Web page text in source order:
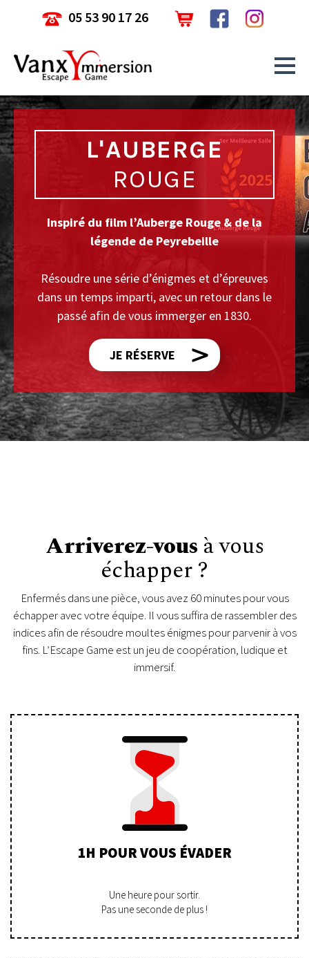
05 53 90 17 26
L'AUBERGE
ROUGE
Inspiré du film l’Auberge Rouge & de la
légende de Peyrebeille
Résoudre une série d’énigmes et d’épreuves
dans un temps imparti, avec un retour dans le
passé afin de vous immerger en 1830.
JE RÉSERVE
Arriverez-vous à vous
échapper ?
Enfermés dans une pièce, vous avez 60 minutes pour vous
échapper avec votre équipe. Il vous suffira de rassembler des
indices afin de résoudre moultes énigmes pour parvenir à vos
fins. L’Escape Game est un jeu de coopération, ludique et
immersif.
1H POUR VOUS ÉVADER
Une heure pour sortir.
Pas une seconde de plus !